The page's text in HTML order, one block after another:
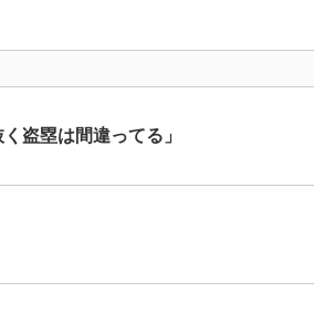
盗塁は間違ってる」